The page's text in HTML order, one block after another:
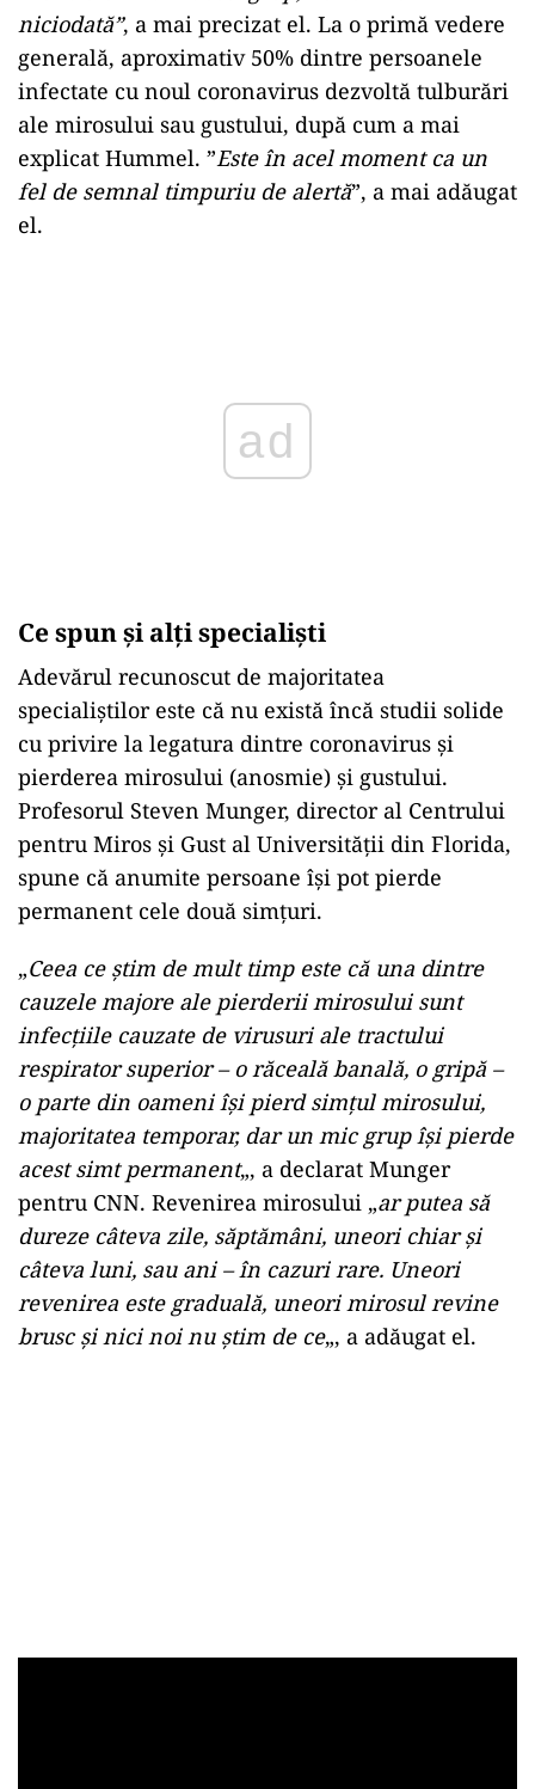
niciodată”, a mai precizat el. La o primă vedere
generală, aproximativ 50% dintre persoanele
infectate cu noul coronavirus dezvoltă tulburări
ale mirosului sau gustului, după cum a mai
explicat Hummel. ”Este în acel moment ca un
fel de semnal timpuriu de alertă”, a mai adăugat
el.
Ce spun și alți specialiști
Adevărul recunoscut de majoritatea
specialiștilor este că nu există încă studii solide
cu privire la legatura dintre coronavirus și
pierderea mirosului (anosmie) și gustului.
Profesorul Steven Munger, director al Centrului
pentru Miros și Gust al Universității din Florida,
spune că anumite persoane își pot pierde
permanent cele două simțuri.
„Ceea ce știm de mult timp este că una dintre
cauzele majore ale pierderii mirosului sunt
infecțiile cauzate de virusuri ale tractului
respirator superior – o răceală banală, o gripă –
o parte din oameni își pierd simțul mirosului,
majoritatea temporar, dar un mic grup își pierde
acest simt permanent„, a declarat Munger
pentru CNN. Revenirea mirosului „ar putea să
dureze câteva zile, săptămâni, uneori chiar și
câteva luni, sau ani – în cazuri rare. Uneori
revenirea este graduală, uneori mirosul revine
brusc și nici noi nu știm de ce„, a adăugat el.